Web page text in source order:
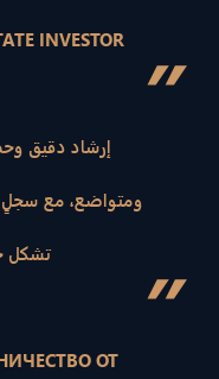
INVESTOR ” إرشاد دقيق
ومتواضع، مع سجلٍ
تشكل ”
ОТ